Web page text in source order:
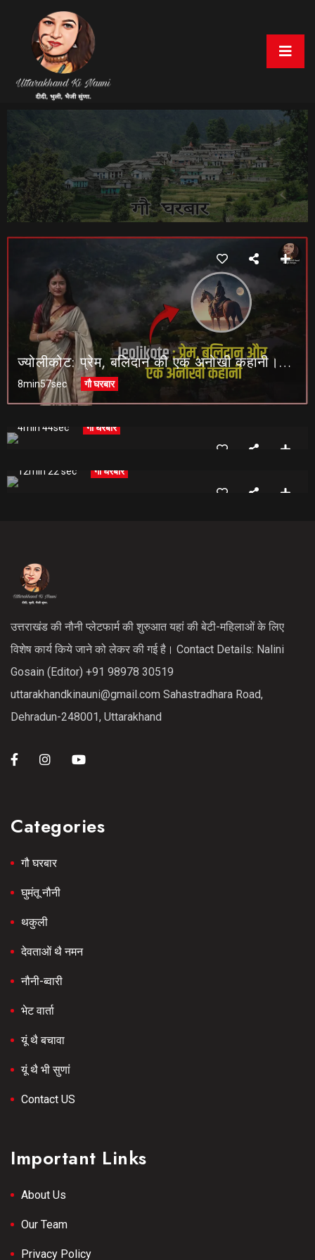
ज्योलीकोट: प्रेम, बलिदान की एक अनोखी कहानी।। UTTARAKHAND KI NAUNI | |
8min57sec गौ घरबार
ग्रामीणों को आत्म-निर्भर बना रही कुक्कुट वैली योजना
4min 44sec गौ घरबार
Chakrata Part 2
12min 22 sec गौ घरबार
उत्तराखंड की नौनी प्लेटफार्म की शुरुआत यहां की बेटी-महिलाओं के लिए
विशेष कार्य किये जाने को लेकर की गई है। Contact Details: Nalini
Gosain (Editor) +91 98978 30519
uttarakhandkinauni@gmail.com Sahastradhara Road,
Dehradun-248001, Uttarakhand
Categories
गौ घरबार
घुमंतू नौनी
थकुली
देवताओं थै नमन
नौनी-ब्वारी
भेट वार्ता
यूं थै बचावा
यूं थै भी सुणां
Contact US
Important Links
About Us
Our Team
Privacy Policy